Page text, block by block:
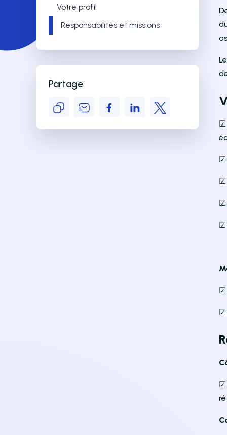
Votre profil
Responsabilités et missions
Partage
☑
☑
☑
☑
☑
☑
☑
☑